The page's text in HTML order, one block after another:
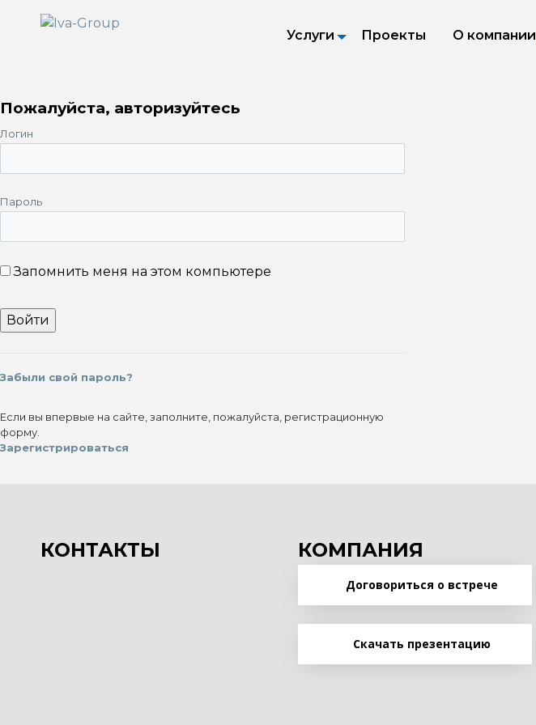
Услуги Проекты О компании
Пожалуйста, авторизуйтесь
Логин
Пароль
Запомнить меня на этом компьютере
Забыли свой пароль?
Если вы впервые на сайте, заполните, пожалуйста, регистрационную
форму.
Зарегистрироваться
КОНТАКТЫ КОМПАНИЯ
Договориться о встрече
Скачать презентацию